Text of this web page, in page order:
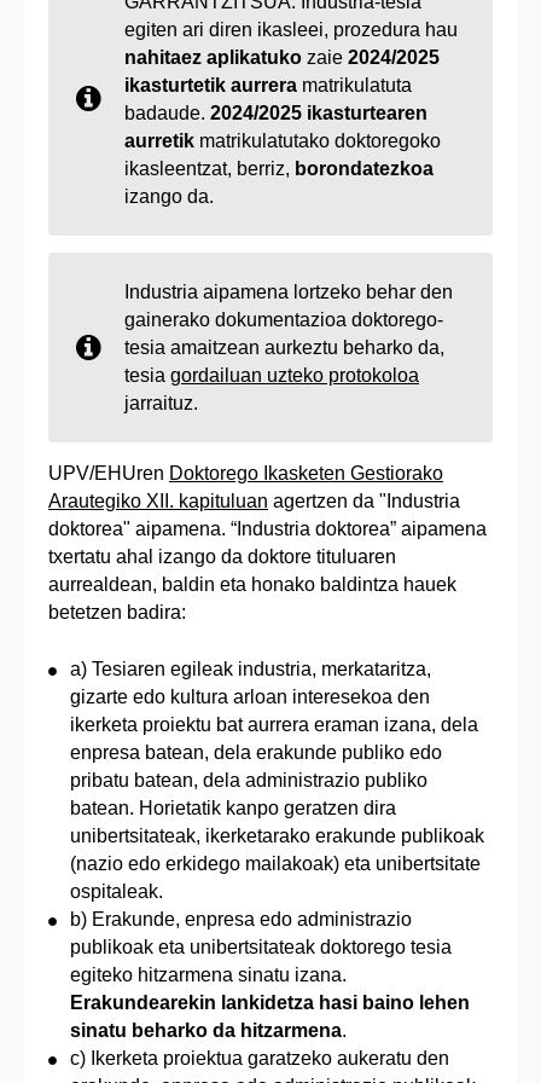
egiten ari diren ikasleei, prozedura hau
nahitaez aplikatuko zaie 2024/2025
ikasturtetik aurrera matrikulatuta
badaude. 2024/2025 ikasturtearen
aurretik matrikulatutako doktoregoko
ikasleentzat, berriz, borondatezkoa
izango da.
Industria aipamena lortzeko behar den
gainerako dokumentazioa doktorego-
tesia amaitzean aurkeztu beharko da,
tesia gordailuan uzteko protokoloa
jarraituz.
UPV/EHUren Doktorego Ikasketen Gestiorako
Arautegiko XII. kapituluan agertzen da "Industria
doktorea" aipamena. “Industria doktorea” aipamena
txertatu ahal izango da doktore tituluaren
aurrealdean, baldin eta honako baldintza hauek
betetzen badira:
a) Tesiaren egileak industria, merkataritza,
gizarte edo kultura arloan interesekoa den
ikerketa proiektu bat aurrera eraman izana, dela
enpresa batean, dela erakunde publiko edo
pribatu batean, dela administrazio publiko
batean. Horietatik kanpo geratzen dira
unibertsitateak, ikerketarako erakunde publikoak
(nazio edo erkidego mailakoak) eta unibertsitate
ospitaleak.
b) Erakunde, enpresa edo administrazio
publikoak eta unibertsitateak doktorego tesia
egiteko hitzarmena sinatu izana.
Erakundearekin lankidetza hasi baino lehen
sinatu beharko da hitzarmena.
c) Ikerketa proiektua garatzeko aukeratu den